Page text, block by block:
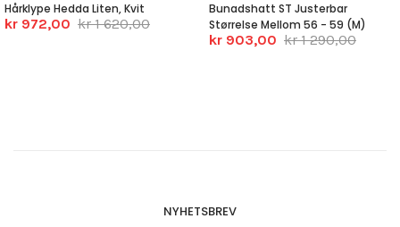
Hårklype Hedda Liten, Kvit
kr 972,00 kr 1 620,00
Bunadshatt ST Justerbar
Størrelse Mellom 56 - 59 (M)
kr 903,00 kr 1 290,00
NYHETSBREV